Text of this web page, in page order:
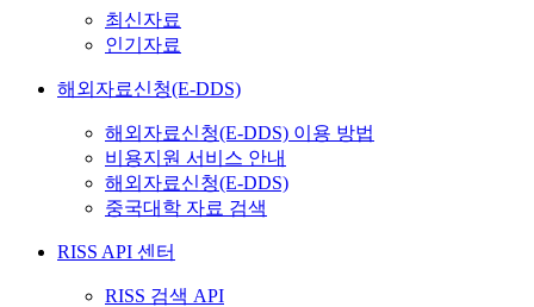
최신자료
인기자료
해외자료신청(E-DDS)
해외자료신청(E-DDS) 이용 방법
비용지원 서비스 안내
해외자료신청(E-DDS)
중국대학 자료 검색
RISS API 센터
RISS 검색 API